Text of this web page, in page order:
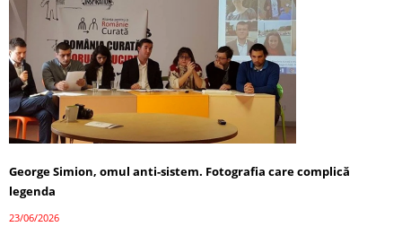
George Simion, omul anti-sistem. Fotografia care complică
legenda
23/06/2026